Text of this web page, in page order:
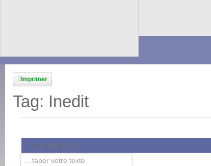
Imprimer
Tag: Inedit
Texte à Rechercher